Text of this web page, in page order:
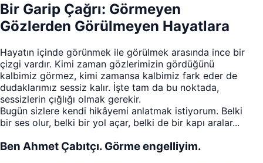
Bir Garip Çağrı: Görmeyen
Gözlerden Görülmeyen Hayatlara
Hayatın içinde görünmek ile görülmek arasında ince bir
çizgi vardır. Kimi zaman gözlerimizin gördüğünü
kalbimiz görmez, kimi zamansa kalbimiz fark eder de
dudaklarımız sessiz kalır. İşte tam da bu noktada,
sessizlerin çığlığı olmak gerekir.
Bugün sizlere kendi hikâyemi anlatmak istiyorum. Belki
bir ses olur, belki bir yol açar, belki de bir kapı aralar...
Ben Ahmet Çabıtçı. Görme engelliyim.